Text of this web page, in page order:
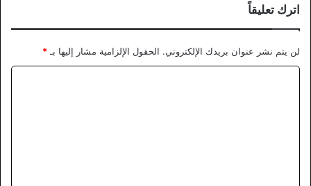
اترك تعليقاً
لن يتم نشر عنوان بريدك الإلكتروني. الحقول الإلزامية مشار إليها بـ *